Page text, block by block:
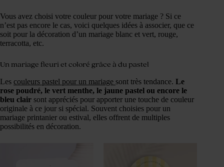
Vous avez choisi votre couleur pour votre mariage ? Si ce
n’est pas encore le cas, voici quelques idées à associer, que ce
soit pour la décoration d’un mariage blanc et vert, rouge,
terracotta, etc.
Un mariage fleuri et coloré grâce à du pastel
Les couleurs pastel pour un mariage sont très tendance. Le
rose poudré, le vert menthe, le jaune pastel ou encore le
bleu clair sont appréciés pour apporter une touche de couleur
originale à ce jour si spécial. Souvent choisies pour un
mariage printanier ou estival, elles offrent de multiples
possibilités en décoration.